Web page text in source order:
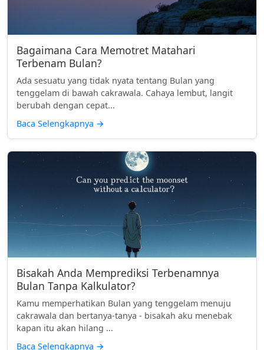
Bagaimana Cara Memotret Matahari
Terbenam Bulan?
Ada sesuatu yang tidak nyata tentang Bulan yang
tenggelam di bawah cakrawala. Cahaya lembut, langit
berubah dengan cepat...
Baca Selengkapnya →
Bisakah Anda Memprediksi Terbenamnya
Bulan Tanpa Kalkulator?
Kamu memperhatikan Bulan yang tenggelam menuju
cakrawala dan bertanya-tanya - bisakah aku menebak
kapan itu akan hilang ...
Baca Selengkapnya →